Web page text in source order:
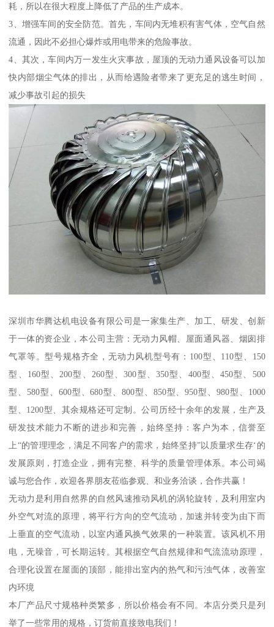
耗，所以在很大程度上降低了产品的生产成本。
3、增强车间的安全防范。首先，车间内无堆积有害气体，空气自然
流通，因此不必担心爆炸或用电带来的危险事故。
4、其次，车间内万一发生火灾事故，屋顶的无动力通风设备可以加
快内部烟尘气体的排出，从而给遇险者带来了更充足的逃生时间，
减少事故引起的损失
深圳市华腾达机电设备有限公司是一家集生产、加工、研发、创新
于一体的资企业，本公司主营：无动力风帽、屋面通风器、烟囱排
气罩等。型号规格齐全，无动力风机型号有：100型、110型、150
型、160型、200型、260型、300型、350型、400型、450型、500
型、580型、600型、680型、800型、850型、950型、980型、1000
型、1200型、其余规格还可定制。公司历经十余年的发展，生产及
研发技术能力不断的进步和完善，始终坚持：客户为本，信誉至
上“的管理理念，满足不同客户的需求，始终坚持”以质量求生存‘的
发展原则，打造企业，拥有完整、科学的质量管理体系。本公司竭
诚与您合作，欢迎各界朋友莅临参观、和业务洽谈，合作共赢！
无动力是利用自然界的自然风速推动风机的涡轮旋转，及利用室内
外空气对流的原理，将平行方向的空气流动，加速并转变为由下而
上垂直的空气流动，以室内通风换气效果的一种装置。该风机不用
电，无噪音，可长期运转。其根据空气自然规律和气流流动原理，
合理化设置在屋面的顶部，能排出室内的热气和污浊气体，改善室
内环境
本厂产品尺寸规格种类繁多，所以价格会有不同。本店分类只是列
举了一些常用的规格，订货前直接致电我们！